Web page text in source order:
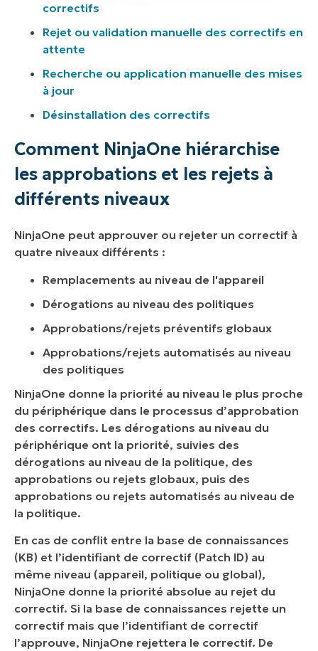
correctifs
Rejet ou validation manuelle des correctifs en
attente
Recherche ou application manuelle des mises
à jour
Désinstallation des correctifs
Comment NinjaOne hiérarchise
les approbations et les rejets à
différents niveaux
NinjaOne peut approuver ou rejeter un correctif à
quatre niveaux différents :
Remplacements au niveau de l'appareil
Dérogations au niveau des politiques
Approbations/rejets préventifs globaux
Approbations/rejets automatisés au niveau
des politiques
NinjaOne donne la priorité au niveau le plus proche
du périphérique dans le processus d’approbation
des correctifs. Les dérogations au niveau du
périphérique ont la priorité, suivies des
dérogations au niveau de la politique, des
approbations ou rejets globaux, puis des
approbations ou rejets automatisés au niveau de
la politique.
En cas de conflit entre la base de connaissances
(KB) et l’identifiant de correctif (Patch ID) au
même niveau (appareil, politique ou global),
NinjaOne donne la priorité absolue au rejet du
correctif. Si la base de connaissances rejette un
correctif mais que l’identifiant de correctif
l’approuve, NinjaOne rejettera le correctif. De